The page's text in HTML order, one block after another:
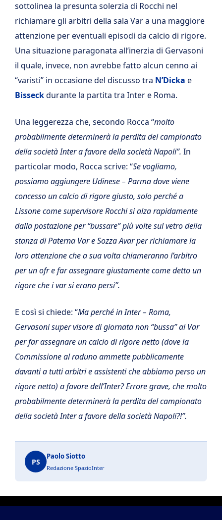
sottolinea la presunta solerzia di Rocchi nel
richiamare gli arbitri della sala Var a una maggiore
attenzione per eventuali episodi da calcio di rigore.
Una situazione paragonata all’inerzia di Gervasoni
il quale, invece, non avrebbe fatto alcun cenno ai
“varisti” in occasione del discusso tra N’Dicka e
Bisseckdurante la partita tra Inter e Roma.
Una leggerezza che, secondo Rocca “molto
probabilmente determinerà la perdita del campionato
della società Inter a favore della società Napoli”. In
particolar modo, Rocca scrive: “Se vogliamo,
possiamo aggiungere Udinese – Parma dove viene
concesso un calcio di rigore giusto, solo perché a
Lissone come supervisore Rocchi si alza rapidamente
dalla postazione per “bussare” più volte sul vetro della
stanza di Paterna Var e Sozza Avar per richiamare la
loro attenzione che a sua volta chiameranno l’arbitro
per un ofr e far assegnare giustamente come detto un
rigore che i var si erano persi”.
E così si chiede: “Ma perché in Inter – Roma,
Gervasoni super visore di giornata non “bussa” ai Var
per far assegnare un calcio di rigore netto (dove la
Commissione al raduno ammette pubblicamente
davanti a tutti arbitri e assistenti che abbiamo perso un
rigore netto) a favore dell’Inter? Errore grave, che molto
probabilmente determinerà la perdita del campionato
della società Inter a favore della società Napoli?!”.
PS
Paolo Siotto
Redazione SpazioInter